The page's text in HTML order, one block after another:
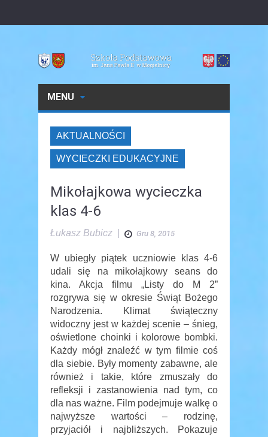
MENU
AKTUALNOŚCI
WYCIECZKI EDUKACYJNE
Mikołajkowa wycieczka
klas 4-6
Łukasz Bubicz Gru 8, 2015
W ubiegły piątek uczniowie klas 4-6
udali się na mikołajkowy seans do
kina. Akcja filmu „Listy do M 2”
rozgrywa się w okresie Świąt Bożego
Narodzenia. Klimat świąteczny
widoczny jest w każdej scenie – śnieg,
oświetlone choinki i kolorowe bombki.
Każdy mógł znaleźć w tym filmie coś
dla siebie. Były momenty zabawne, ale
również i takie, które zmuszały do
refleksji i zastanowienia nad tym, co
dla nas ważne. Film podejmuje walkę o
najwyższe wartości – rodzinę,
przyjaciół i najbliższych. Pokazuje